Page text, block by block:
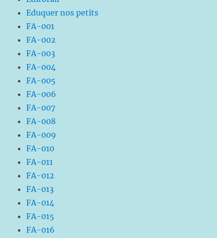
Eduquer nos petits
FA-001
FA-002
FA-003
FA-004
FA-005
FA-006
FA-007
FA-008
FA-009
FA-010
FA-011
FA-012
FA-013
FA-014
FA-015
FA-016